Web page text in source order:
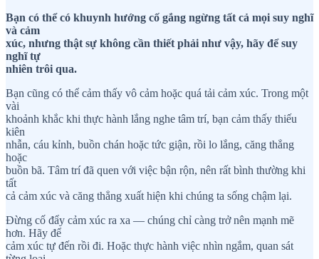
Bạn có thể có khuynh hướng cố gắng ngừng tất cả mọi suy nghĩ
và cảm
xúc, nhưng thật sự không cần thiết phải như vậy, hãy để suy
nghĩ tự
nhiên trôi qua.
Bạn cũng có thể cảm thấy vô cảm hoặc quá tải cảm xúc. Trong một
vài
khoảnh khắc khi thực hành lắng nghe tâm trí, bạn cảm thấy thiếu
kiên
nhẫn, cáu kỉnh, buồn chán hoặc tức giận, rồi lo lắng, căng thẳng
hoặc
buồn bã. Tâm trí đã quen với việc bận rộn, nên rất bình thường khi
tất
cả cảm xúc và căng thẳng xuất hiện khi chúng ta sống chậm lại.
Đừng cố đẩy cảm xúc ra xa — chúng chỉ càng trở nên mạnh mẽ
hơn. Hãy để
cảm xúc tự đến rồi đi. Hoặc thực hành việc nhìn ngắm, quan sát